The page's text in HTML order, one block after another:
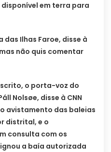
em terra para
das Ilhas Faroe, disse à
não quis comentar
o porta-voz do
Nolsøe, disse à CNN
avistamento das baleias
distrital, e o
consulta com os
a baía autorizada